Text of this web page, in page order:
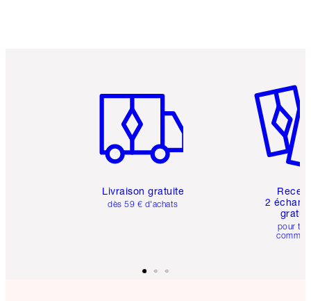
Livraison gratuite
dès 59 € d'achats
2
pour